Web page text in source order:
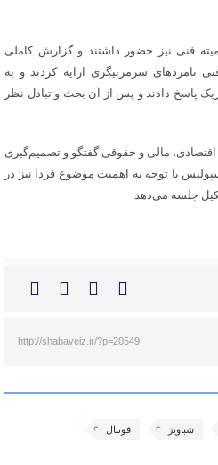
فنی نیز حضور داشتند و گزارش کاملی
نامزدهای سرمربیگری ارایه کردند و به
پاسخ دادند و پس از آن بحث و تبادل نظر
مالی و حقوقی گفتگو و تصمیم‌گیری
با توجه به اهمیت موضوع فردا نیز در
جلسه می‌دهد.
http://shabaveiz.ir/?p=20549
شباویز فوتبال